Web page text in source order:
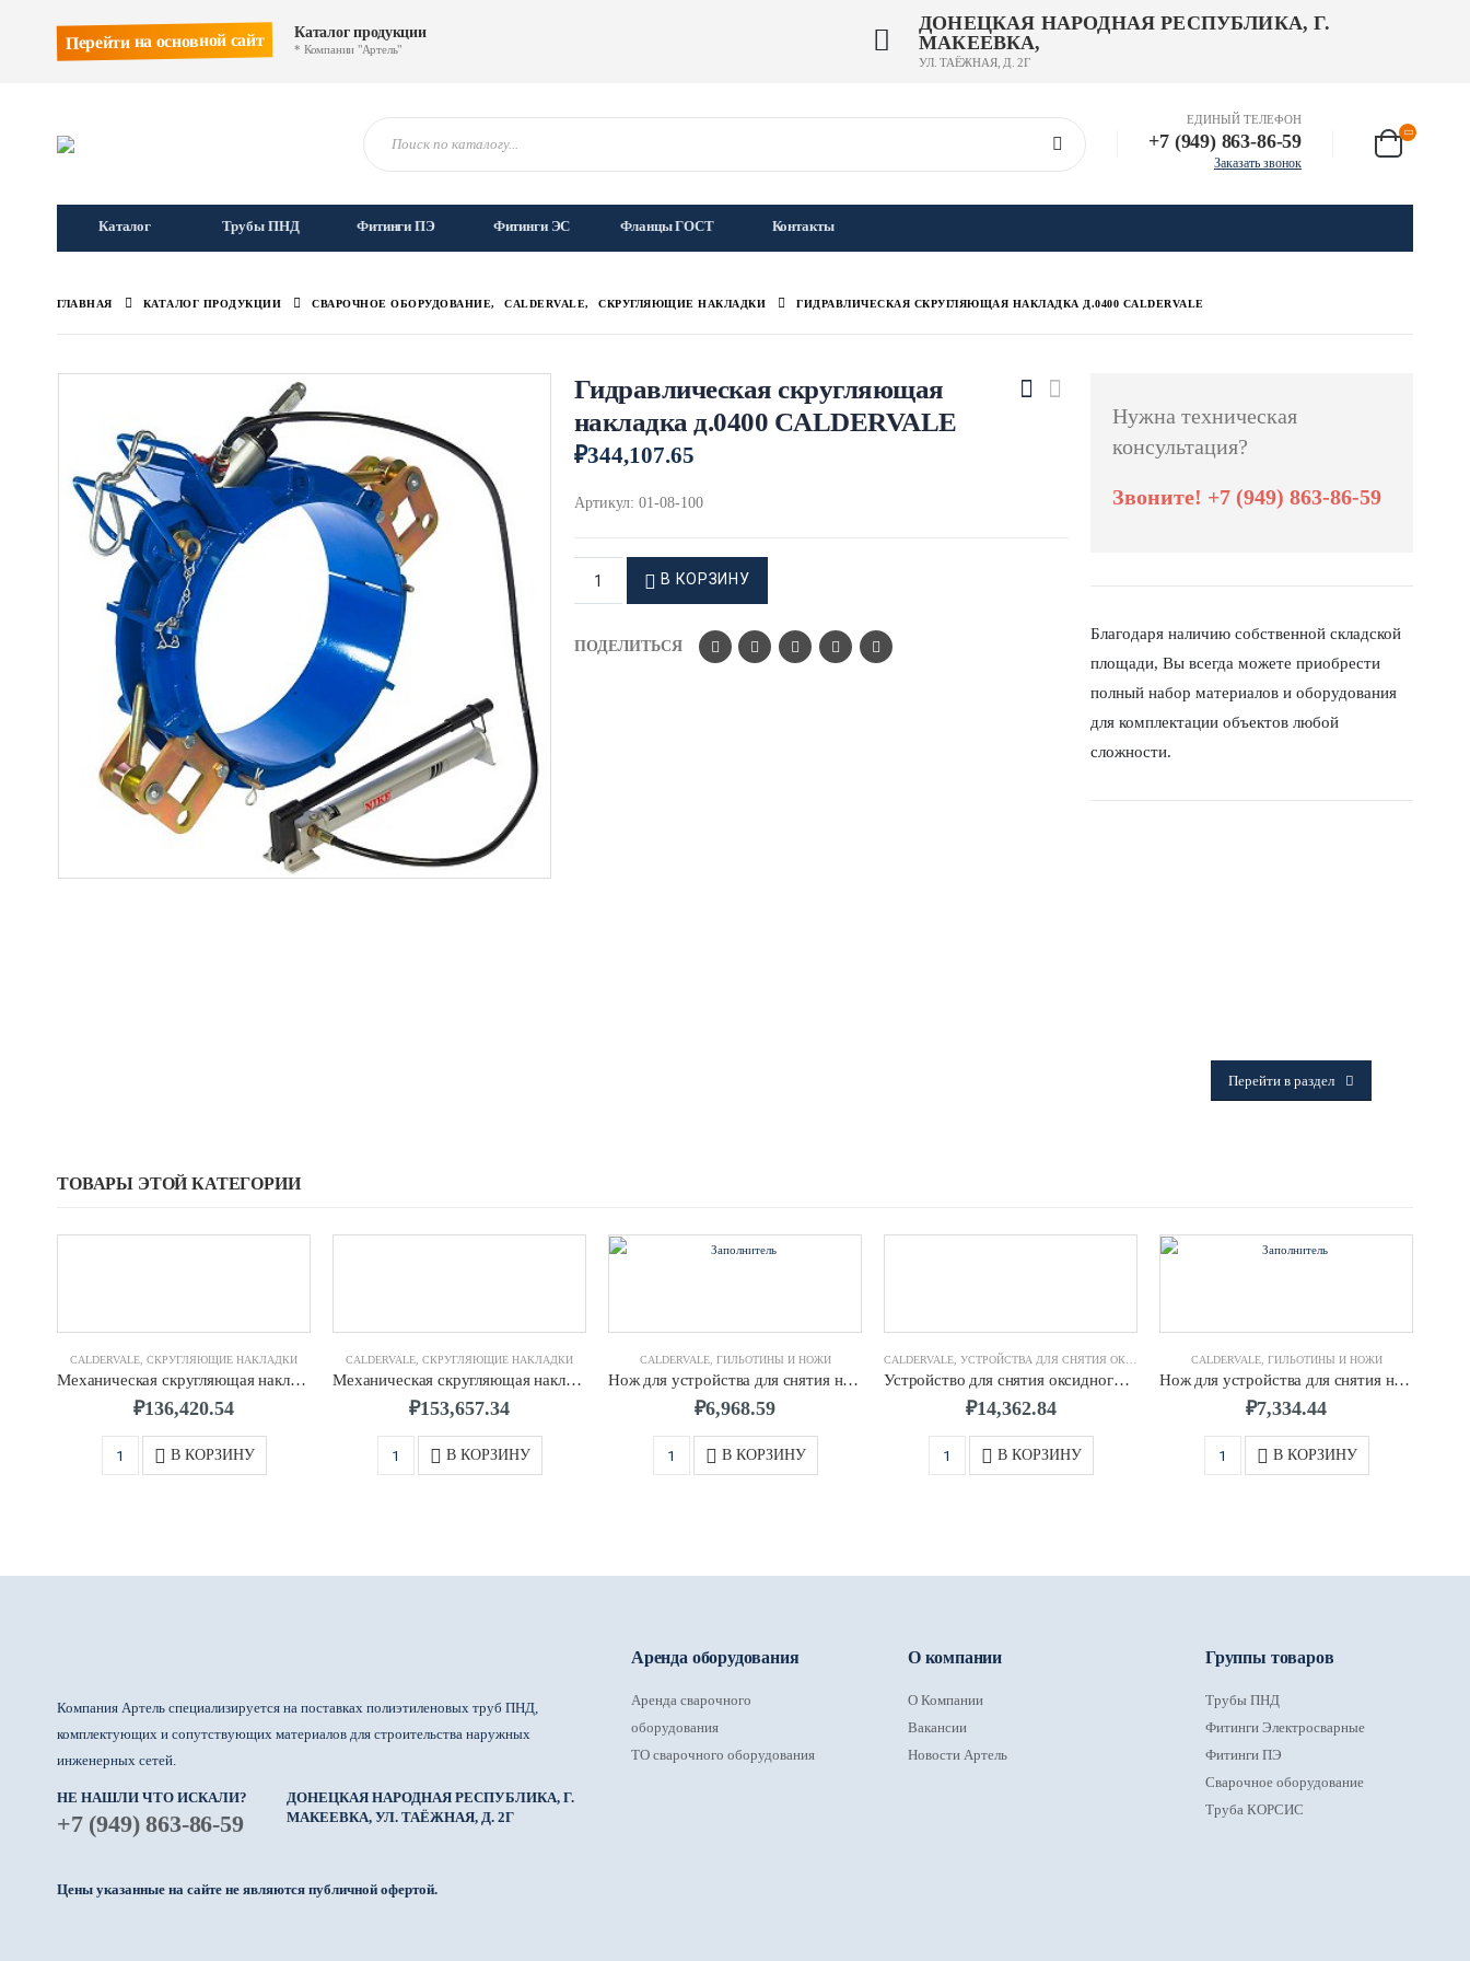
ДОНЕЦКАЯ НАРОДНАЯ РЕСПУБЛИКА, Г.
МАКЕЕВКА,
УЛ. ТАЁЖНАЯ, Д. 2Г
Перейти на основной сайт Каталог продукции
* Компании "Артель"
ЕДИНЫЙ ТЕЛЕФОН
+7 (949) 863-86-59
Заказать звонок
Каталог Трубы ПНД Фитинги ПЭ Фитинги ЭС Фланцы ГОСТ Контакты
ГЛАВНАЯ КАТАЛОГ ПРОДУКЦИИ СВАРОЧНОЕ ОБОРУДОВАНИЕ, CALDERVALE, СКРУГЛЯЮЩИЕ НАКЛАДКИ ГИДРАВЛИЧЕСКАЯ СКРУГЛЯЮЩАЯ НАКЛАДКА Д.0400 CALDERVALE
Гидравлическая скругляющая
накладка д.0400 CALDERVALE
₽344,107.65
Артикул: 01-08-100
В КОРЗИНУ
ПОДЕЛИТЬСЯ
Нужна техническая
консультация?
Звоните! +7 (949) 863-86-59
Благодаря наличию собственной складской
площади, Вы всегда можете приобрести
полный набор материалов и оборудования
для комплектации объектов любой
сложности.
Перейти в раздел
ТОВАРЫ ЭТОЙ КАТЕГОРИИ
CALDERVALE СКРУГЛЯЮЩИЕ НАКЛАДКИ
Механическая скругляющая накладка д.0315 CALDERVALE
₽136,420.54
В КОРЗИНУ
CALDERVALE СКРУГЛЯЮЩИЕ НАКЛАДКИ
Механическая скругляющая накладка д.0355 CALDERVALE
₽153,657.34
В КОРЗИНУ
CALDERVALE, ГИЛЬОТИНЫ И НОЖИ
Нож для устройства для снятия наружного грата для ПЭ труб д.0075-0400 CALDERVALE
₽6,968.59
В КОРЗИНУ
CALDERVALE УСТРОЙСТВА ДЛЯ СНЯТИЯ ОКСИДНОГО СЛОЯ И ГРАТА
Устройство для снятия оксидного слоя д.0063 SDR11, SDR17 CALDERVALE
₽14,362.84
В КОРЗИНУ
CALDERVALE, ГИЛЬОТИНЫ И НОЖИ
Нож для устройства для снятия наружного грата для ПЭ труб д.0315-0630 CALDERVALE
₽7,334.44
В КОРЗИНУ
Компания Артель специализируется на поставках полиэтиленовых труб ПНД,
комплектующих и сопутствующих материалов для строительства наружных
инженерных сетей.
НЕ НАШЛИ ЧТО ИСКАЛИ?
+7 (949) 863-86-59
ДОНЕЦКАЯ НАРОДНАЯ РЕСПУБЛИКА, Г.
МАКЕЕВКА, УЛ. ТАЁЖНАЯ, Д. 2Г
Цены указанные на сайте не являются публичной офертой.
Аренда оборудования
Аренда сварочного
оборудования
ТО сварочного оборудования
О компании
О Компании
Вакансии
Новости Артель
Группы товаров
Трубы ПНД
Фитинги Электросварные
Фитинги ПЭ
Сварочное оборудование
Труба КОРСИС